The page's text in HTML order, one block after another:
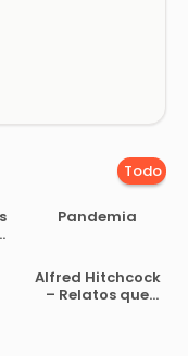
Todo
Pandemia
Alfred Hitchcock
– Relatos que